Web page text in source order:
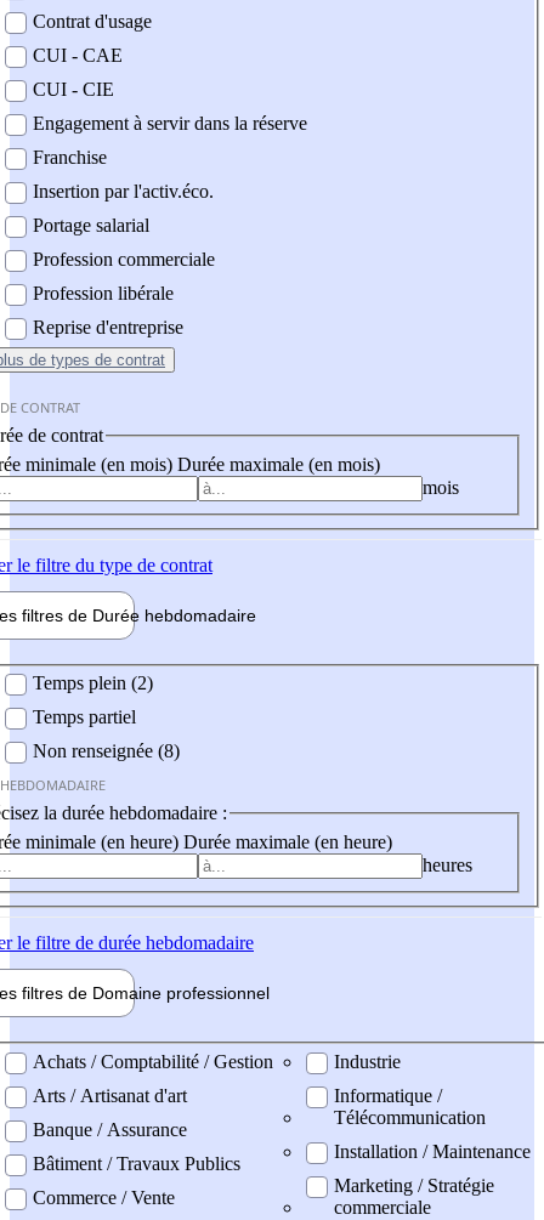
Contrat d'usage
CUI - CAE
CUI - CIE
Engagement à servir dans la réserve
Franchise
Insertion par l'activ.éco.
Portage salarial
Profession commerciale
Profession libérale
Reprise d'entreprise
de types de contrat
CONTRAT
de contrat
minimale (en mois) Durée maximale (en mois)
mois
le filtre du type de contrat
filtres de Durée hebdomadaire
Temps plein (2)
Temps partiel
Non renseignée (8)
la durée hebdomadaire :
minimale (en heure) Durée maximale (en heure)
heures
le filtre de durée hebdomadaire
filtres de Domaine professionnel
professionel
Achats / Comptabilité / Gestion
Arts / Artisanat d'art
Banque / Assurance
Bâtiment / Travaux Publics
Commerce / Vente
Industrie
Informatique /
Télécommunication
Installation / Maintenance
Marketing / Stratégie
commerciale